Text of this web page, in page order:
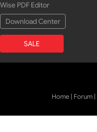
Wise PDF Editor
Download Center
SALE
Home | Forum |